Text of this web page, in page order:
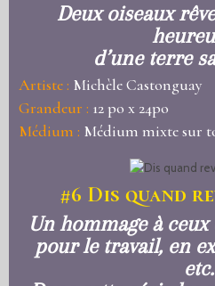
Deux oiseaux
d’une terre
Artiste : Michèle Castonguay
Grandeur : 12 po x 24po
Médium : Médium mixte sur
#6 Dis quand
Un hommage à
pour le travail, en
etc.